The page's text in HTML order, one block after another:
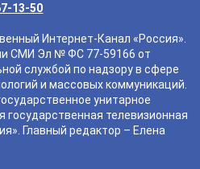
13-50
Интернет-Канал «Россия».
СМИ Эл № ФС 77-59166 от
службой по надзору в сфере
и массовых коммуникаций.
унитарное
государственная телевизионная
Главный редактор – Елена